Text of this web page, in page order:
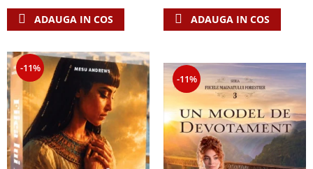
ADAUGA IN COS ADAUGA IN COS
-11%
-11%